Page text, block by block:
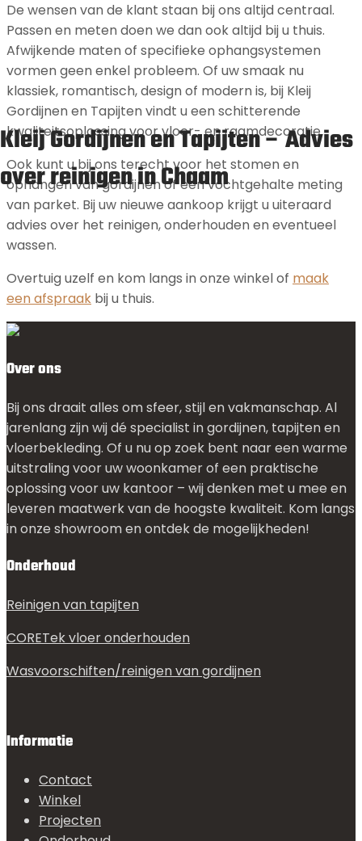
Kleij Gordijnen en Tapijten – Advies
over reinigen in Chaam
De wensen van de klant staan bij ons altijd centraal.
Passen en meten doen we dan ook altijd bij u thuis.
Afwijkende maten of specifieke ophangsystemen
vormen geen enkel probleem. Of uw smaak nu
klassiek, romantisch, design of modern is, bij Kleij
Gordijnen en Tapijten vindt u een schitterende
kwaliteitsoplossing voor vloer- en raamdecoratie.
Ook kunt u bij ons terecht voor het stomen en
ophangen van gordijnen of een vochtgehalte meting
van parket. Bij uw nieuwe aankoop krijgt u uiteraard
advies over het reinigen, onderhouden en eventueel
wassen.
Overtuig uzelf en kom langs in onze winkel of maak
een afspraak bij u thuis.
Over ons
Bij ons draait alles om sfeer, stijl en vakmanschap. Al
jarenlang zijn wij dé specialist in gordijnen, tapijten en
vloerbekleding. Of u nu op zoek bent naar een warme
uitstraling voor uw woonkamer of een praktische
oplossing voor uw kantoor – wij denken met u mee en
leveren maatwerk van de hoogste kwaliteit. Kom langs
in onze showroom en ontdek de mogelijkheden!
Onderhoud
Reinigen van tapijten
CORETek vloer onderhouden
Wasvoorschiften/reinigen van gordijnen
Informatie
Contact
Winkel
Projecten